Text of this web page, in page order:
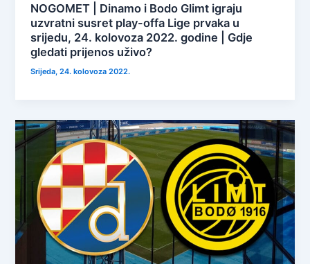
NOGOMET | Dinamo i Bodo Glimt igraju
uzvratni susret play-offa Lige prvaka u
srijedu, 24. kolovoza 2022. godine | Gdje
gledati prijenos uživo?
Srijeda, 24. kolovoza 2022.